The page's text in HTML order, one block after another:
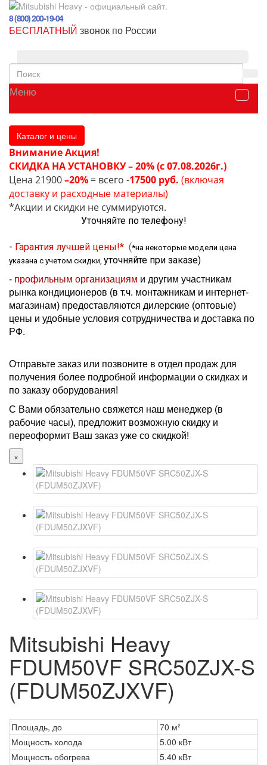
8 (800) 200-19-04
БЕСПЛАТНЫЙ звонок по России
Меню
Каталог и цены
Внимание Акция!
СКИДКА НА УСТАНОВКУ – 20% (с 07.08.2026г.)
Цена 21900–20% = всего -17500 руб. (включая
доставку и расходные материалы)
*Акции и скидки не суммируются.
Уточняйте по телефону!
- Гарантия лучшей цены!* (*на некоторые модели цена
указана с учетом скидки, уточняйте при заказе)
- профильным организациям и другим участникам
рынка кондиционеров (в т.ч. монтажникам и интернет-
магазинам) предоставляются дилерские (оптовые)
цены и удобные условия сотрудничества и доставка по
РФ.
Отправьте заказ или позвоните в отдел продаж для
получения более подробной информации о скидках и
по заказу оборудования!
С Вами обязательно свяжется наш менеджер (в
рабочие часы), предложит возможную скидку и
переоформит Ваш заказ уже со скидкой!
×
Mitsubishi Heavy
FDUM50VF SRC50ZJX-S
(FDUM50ZJXVF)
Площадь, до
70 м²
Мощность холода
5.00 кВт
Мощность обогрева
5.40 кВт